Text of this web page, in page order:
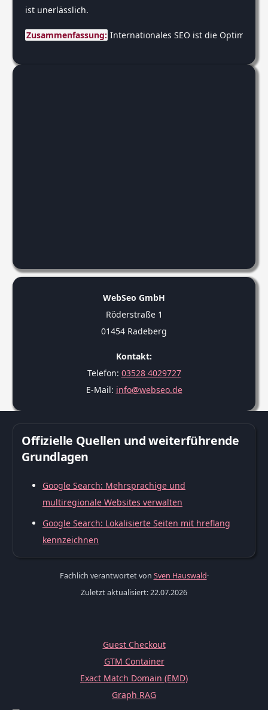
ist unerlässlich.
Zusammenfassung: Internationales SEO ist die
WebSeo GmbH
Röderstraße 1
01454 Radeberg
Kontakt:
Telefon: 03528 4029727
E-Mail: info@webseo.de
Offizielle Quellen und weiterführende
Grundlagen
Google Search: Mehrsprachige und
multiregionale Websites verwalten
Google Search: Lokalisierte Seiten mit hreflang
kennzeichnen
Fachlich verantwortet von Sven Hauswald·
Zuletzt aktualisiert: 22.07.2026
Guest Checkout
GTM Container
Exact Match Domain (EMD)
Graph RAG